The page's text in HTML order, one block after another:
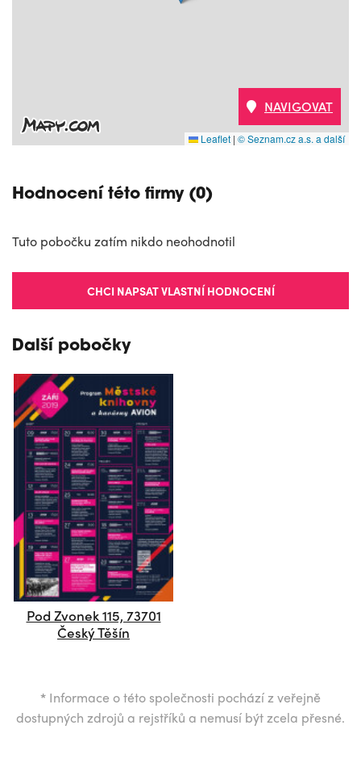
Leaflet | © Seznam.cz a.s. a další
NAVIGOVAT
Hodnocení této firmy (0)
Tuto pobočku zatím nikdo neohodnotil
CHCI NAPSAT VLASTNÍ HODNOCENÍ
Další pobočky
Pod Zvonek 115, 73701
Český Těšín
* Informace o této společnosti pochází z veřejně
dostupných zdrojů a rejstříků a nemusí být zcela přesné.